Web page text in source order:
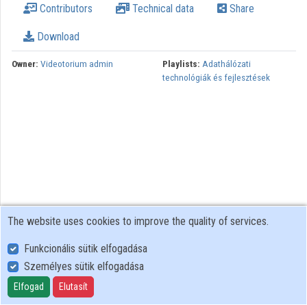
Contributors Technical data Share
Download
Owner: Videotorium admin Playlists: Adathálózati
technológiák és fejlesztések
User Policy
Adatkezelési tájékoztató (en)
Cookie Policy
The website uses cookies to improve the quality of services.
Funkcionális sütik elfogadása
Személyes sütik elfogadása
Elfogad Elutasít